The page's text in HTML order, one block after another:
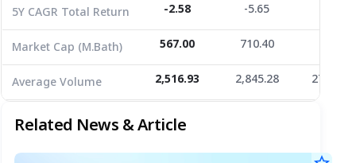
5Y CAGR Total Return -2.58 -5.65
Market Cap (M.Bath) 567.00 710.40
Average Volume 2,516.93 2,845.28
Related News & Article